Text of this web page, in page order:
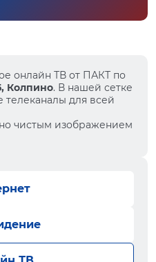
онлайн ТВ от ПАКТ по
Колпино. В нашей сетке
для всей
чистым изображением